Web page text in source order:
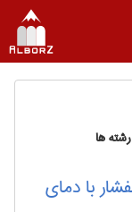
ها
با دمای